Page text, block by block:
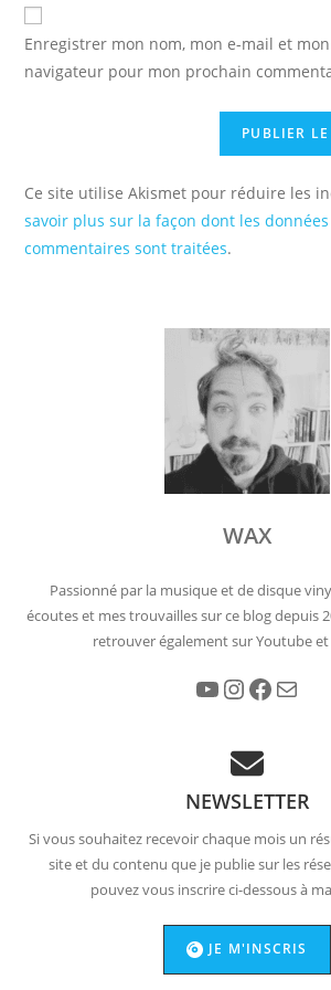
comment
votre
(facultatif)
Enregistrer mon nom, mon e-mail et
navigateur pour mon prochain
Ce site utilise Akismet pour réduire les
savoir plus sur la façon dont les données
commentaires sont traitées.
WAX
Passionné par la musique et de disque
écoutes et mes trouvailles sur ce blog depuis
retrouver également sur Youtube
YouTube Instagram Facebook
NEWSLETTER
Si vous souhaitez recevoir chaque mois un
site et du contenu que je publie sur les
pouvez vous inscrire ci-dessous à
JE M'INSCRIS